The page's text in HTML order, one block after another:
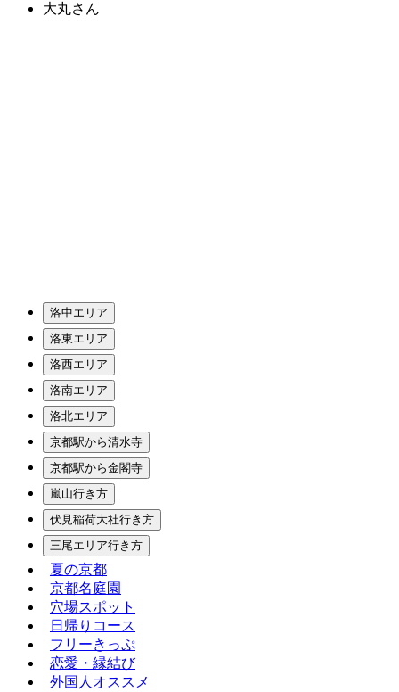
大丸さん
洛中エリア
洛東エリア
洛西エリア
洛南エリア
洛北エリア
京都駅から清水寺
京都駅から金閣寺
嵐山行き方
伏見稲荷大社行き方
三尾エリア行き方
夏の京都
京都名庭園
穴場スポット
日帰りコース
フリーきっぷ
恋愛・縁結び
外国人オススメ